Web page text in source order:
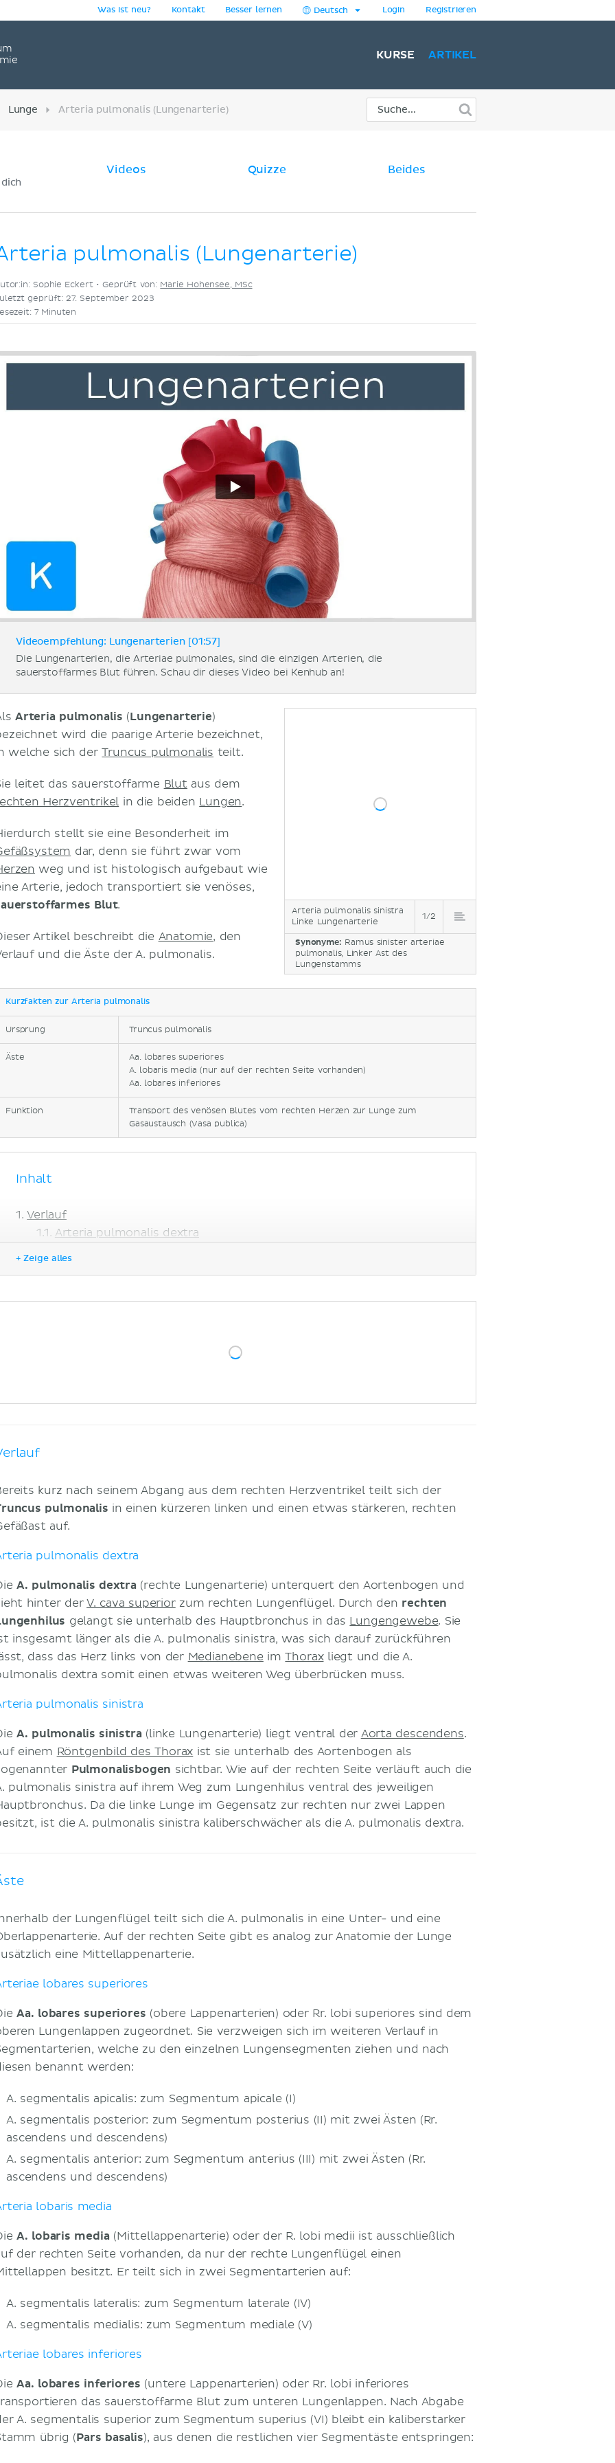
Was ist neu? Kontakt Besser lernen Deutsch Login Registrieren
KURSE ARTIKEL
Lunge Arteria pulmonalis (Lungenarterie)
Videos Quizze Beides
pulmonalis (Lungenarterie)
Sophie Eckert •Geprüft von: Marie Hohensee, MSc
geprüft: 27. September 2023
7 Minuten
Videoempfehlung: Lungenarterien [01:57]
Die Lungenarterien, die Arteriae pulmonales, sind die einzigen Arterien, die
sauerstoffarmes Blut führen. Schau dir dieses Video bei Kenhub an!
Arteria pulmonalis sinistra
Linke Lungenarterie
1/2
Synonyme: Ramus sinister arteriae
pulmonalis, Linker Ast des
Lungenstamms
Arteria pulmonalis (Lungenarterie)
wird die paarige Arterie bezeichnet,
welche sich derTruncus pulmonalis teilt.
leitet das sauerstoffarme Blut aus dem
Herzventrikel in die beiden Lungen.
stellt sie eine Besonderheit im
dar, denn sie führt zwar vom
weg und ist histologisch aufgebaut wie
Arterie, jedoch transportiert sie venöses,
Blut.
Artikel beschreibt die Anatomie, den
und die Äste der A. pulmonalis.
Kurzfakten zur Arteria pulmonalis
Ursprung Truncus pulmonalis
Äste
Aa. lobares superiores
A. lobaris media (nur auf der rechten Seite vorhanden)
Aa. lobares inferiores
Funktion
Transport des venösen Blutes vom rechten Herzen zur Lunge zum
Gasaustausch (Vasa publica)
Inhalt
Verlauf
Arteria pulmonalis dextra
Arteria lobaris media
+ Zeige alles
kurz nach seinem Abgang aus dem rechten Herzventrikel teilt sich der
pulmonalis in einen kürzeren linken und einen etwas stärkeren, rechten
auf.
pulmonalis dextra
A. pulmonalis dextra (rechte Lungenarterie) unterquert den Aortenbogen und
hinter derV. cava superiorzum rechten Lungenflügel. Durch den rechten
gelangt sie unterhalb des Hauptbronchus in das Lungengewebe. Sie
insgesamt länger als die A. pulmonalis sinistra, was sich darauf zurückführen
dass das Herz links von der Medianebene imThoraxliegt und die A.
dextra somit einen etwas weiteren Weg überbrücken muss.
pulmonalis sinistra
A. pulmonalis sinistra (linke Lungenarterie) liegt ventral der Aorta descendens.
einem Röntgenbild des Thorax ist sie unterhalb des Aortenbogen als
Pulmonalisbogen sichtbar. Wie auf der rechten Seite verläuft auch die
pulmonalis sinistra auf ihrem Weg zum Lungenhilus ventral des jeweiligen
Da die linke Lunge im Gegensatz zur rechten nur zwei Lappen
ist die A. pulmonalis sinistra kaliberschwächer als die A. pulmonalis dextra.
der Lungenflügel teilt sich die A. pulmonalis in eine Unter- und eine
Auf der rechten Seite gibt es analog zur Anatomie der Lunge
eine Mittellappenarterie.
lobares superiores
Aa. lobares superiores (obere Lappenarterien) oder Rr. lobi superiores sind dem
Lungenlappen zugeordnet. Sie verzweigen sich im weiteren Verlauf in
welche zu den einzelnen Lungensegmenten ziehen und nach
benannt werden:
A. segmentalis apicalis: zum Segmentum apicale (I)
A. segmentalis posterior: zum Segmentum posterius (II) mit zwei Ästen (Rr.
ascendens und descendens)
A. segmentalis anterior: zum Segmentum anterius (III) mit zwei Ästen (Rr.
ascendens und descendens)
lobaris media
A. lobaris media (Mittellappenarterie) oder der R. lobi medii ist ausschließlich
der rechten Seite vorhanden, da nur der rechte Lungenflügel einen
besitzt. Er teilt sich in zwei Segmentarterien auf:
A. segmentalis lateralis: zum Segmentum laterale (IV)
A. segmentalis medialis: zum Segmentum mediale (V)
lobares inferiores
Aa. lobares inferiores (untere Lappenarterien) oder Rr. lobi inferiores
das sauerstoffarme Blut zum unteren Lungenlappen. Nach Abgabe
A. segmentalis superior zum Segmentum superius (VI) bleibt ein kaliberstarker
übrig (Pars basalis), aus denen die restlichen vier Segmentäste entspringen: